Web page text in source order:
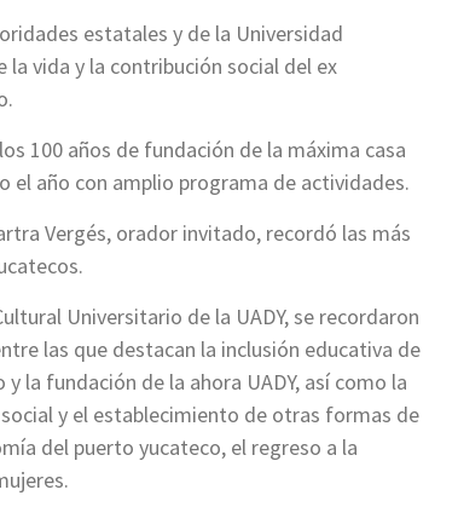
estatales y de la Universidad
vida y la contribución social del ex
100 años de fundación de la máxima casa
año con amplio programa de actividades.
Vergés, orador invitado, recordó las más
Universitario de la UADY, se recordaron
las que destacan la inclusión educativa de
la fundación de la ahora UADY, así como la
y el establecimiento de otras formas de
del puerto yucateco, el regreso a la